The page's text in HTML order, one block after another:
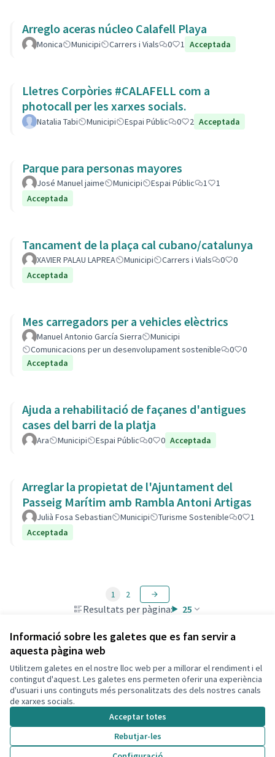
Informació sobre les galetes que es fan servir a
aquesta pàgina web
Utilitzem galetes en el nostre lloc web per a millorar el rendiment i el
contingut d'aquest. Les galetes ens permeten oferir una experiència
d'usuari i uns continguts més personalitzats des dels nostres canals
de xarxes socials.
Acceptar totes
Rebutjar-les
Arreglo aceras núcleo Calafell Playa
Monica Municipi Carrers i Vials 0 1 Acceptada
Lletres Corpòries #CALAFELL com a
photocall per les xarxes socials.
Natalia Tabi Municipi Espai Públic 0 2 Acceptada
Parque para personas mayores
José Manuel jaime Municipi Espai Públic 1
1
Acceptada
Tancament de la plaça cal cubano/catalunya
XAVIER PALAU LAPREA Municipi Carrers i Vials 0
0
Acceptada
Mes carregadors per a vehicles elèctrics
Manuel Antonio García Sierra
Municipi
Comunicacions per un desenvolupament sostenible
0
0
Acceptada
Ajuda a rehabilitació de façanes d'antigues
cases del barri de la platja
Ara Municipi Espai Públic 0 0 Acceptada
Arreglar la propietat de l'Ajuntament del
Passeig Marítim amb Rambla Antoni Artigas
Julià Fosa Sebastian Municipi Turisme Sostenible 0
1
Acceptada
Resultats per pàgina: 25
1 2
Termes i condicions d'ús
Configuració de les galetes
Decidim Calafell a X
(Enllaç extern)
Decidim Calafell a Facebook
Decidim Calafell a YouTube
Decidim Calafell a GitHub
(Enllaç extern)
Amb
(Enllaç